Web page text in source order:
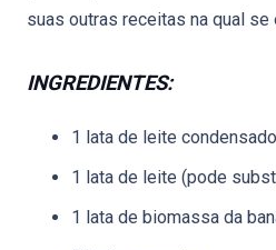
suas outras receitas na qual se
INGREDIENTES:
1 lata de leite
1 lata de leite (pode
1 lata de biomassa da